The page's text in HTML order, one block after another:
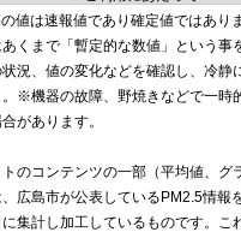
値は速報値であり確定値ではあり
くまで「暫定的な数値」という事
況、値の変化などを確認し、冷静
。※機器の故障、野焼きなどで一時
があります。
トのコンテンツの一部（平均値、グ
広島市が公表しているPM2.5情報
集計し加工しているものです。こ